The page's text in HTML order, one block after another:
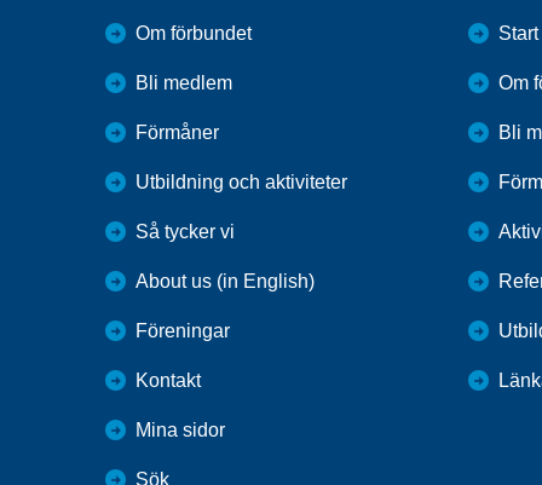
Om förbundet
Bli medlem
Förmåner
Utbildning och aktiviteter
Så tycker vi
About us (in English)
Föreningar
Kontakt
Mina sidor
Sök
Start
Om
Bli